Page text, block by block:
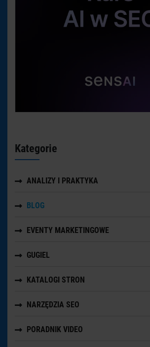
Kategorie
ANALIZY I PRAKTYKA
BLOG
EVENTY MARKETINGOWE
GUGIEL
KATALOGI STRON
NARZĘDZIA SEO
PORADNIK VIDEO